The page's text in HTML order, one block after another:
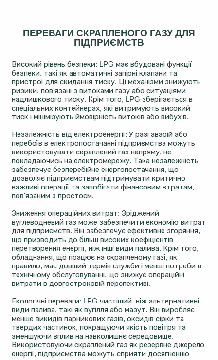
ПЕРЕВАГИ СКРАПЛЕНОГО ГАЗУ ДЛЯ
ПІДПРИЄМСТВ
Високий рівень безпеки: LPG має вбудовані функції
безпеки, такі як автоматичні запірні клапани та
пристрої для скидання тиску. Ці механізми знижують
ризики, пов'язані з витоками газу або ситуаціями
надлишкового тиску. Крім того, LPG зберігається в
спеціальних контейнерах, які витримують високий
тиск і мінімізують ймовірність витоків або вибухів.
Незалежність від електроенергії: У разі аварій або
перебоїв в електропостачанні підприємства можуть
використовувати скраплений газ напряму, не
покладаючись на електромережу. Така незалежність
забезпечує безперебійне енергопостачання, що
дозволяє підприємствам підтримувати критично
важливі операції та запобігати фінансовим втратам,
пов'язаним з простоєм.
Зниження операційних витрат: Зріджений
вуглеводневий газ може забезпечити економію витрат
для підприємств. Він забезпечує ефективне згоряння,
що призводить до більш високих коефіцієнтів
перетворення енергії, ніж інші види палива. Крім того,
обладнання, що працює на скрапленому газі, як
правило, має довший термін служби і менші потреби в
технічному обслуговуванні, що знижує операційні
витрати в довгостроковій перспективі.
Екологічні переваги: LPG чистіший, ніж альтернативні
види палива, такі як вугілля або мазут. Він виробляє
менше викидів парникових газів, оксидів сірки та
твердих частинок, покращуючи якість повітря та
зменшуючи вплив на навколишнє середовище.
Використовуючи скраплений газ як резервне джерело
енергії, підприємства можуть сприяти досягненню